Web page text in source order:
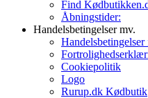
Find
Åbningstider:
Handelsbetingelser mv.
Cookiepolitik
Logo
Rurup.dk Kødbutik